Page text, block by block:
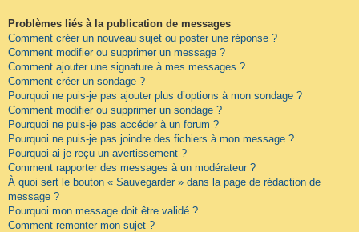
Problèmes liés à la publication de messages
Comment créer un nouveau sujet ou poster une réponse ?
Comment modifier ou supprimer un message ?
Comment ajouter une signature à mes messages ?
Comment créer un sondage ?
Pourquoi ne puis-je pas ajouter plus d’options à mon sondage ?
Comment modifier ou supprimer un sondage ?
Pourquoi ne puis-je pas accéder à un forum ?
Pourquoi ne puis-je pas joindre des fichiers à mon message ?
Pourquoi ai-je reçu un avertissement ?
Comment rapporter des messages à un modérateur ?
À quoi sert le bouton « Sauvegarder » dans la page de rédaction de
message ?
Pourquoi mon message doit être validé ?
Comment remonter mon sujet ?